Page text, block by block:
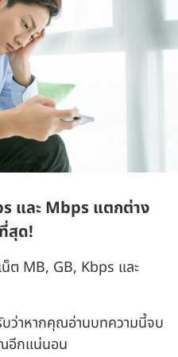
และ Mbps แตกต่าง
สุด!
น็ต MB, GB, Kbps และ
ว่าหากคุณอ่านบทความนี้จบ
อีกแน่นอน